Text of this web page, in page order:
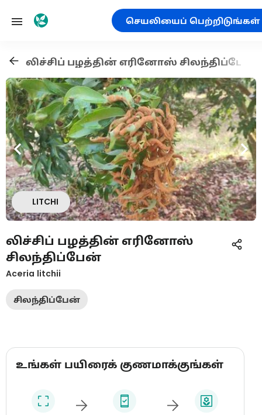
செயலியைப் பெற்றிடுங்கள்
லிச்சிப் பழத்தின் எரினோஸ் சிலந்திப்பேன்
LITCHI
லிச்சிப் பழத்தின் எரினோஸ்
சிலந்திப்பேன்
Aceria litchii
சிலந்திப்பேன்
உங்கள் பயிரைக் குணமாக்குங்கள்